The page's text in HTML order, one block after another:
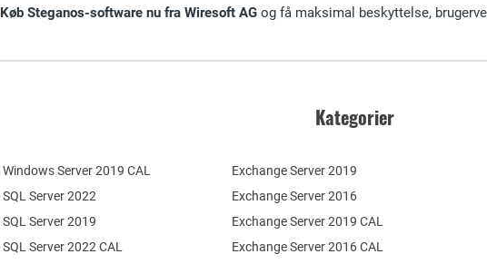
Køb Steganos-software nu fra Wiresoft AG og få maksimal beskyttelse,
Kategorier
Exchange Server 2019
Exchange Server 2016
SQL Server 2022
SQL Server 2019
Windows Server 2019 CAL
SQL Server 2022 CAL
Exchange Server 2019 CAL
Exchange Server 2016 CAL